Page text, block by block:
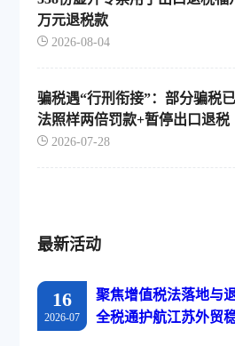
万元退税款
2026-08-04
骗税遇“行刑衔接”：部分骗税
法照样两倍罚款+暂停出口退税
2026-07-28
最新活动
16
2026-07
聚焦增值税法落地与
全税通护航江苏外贸